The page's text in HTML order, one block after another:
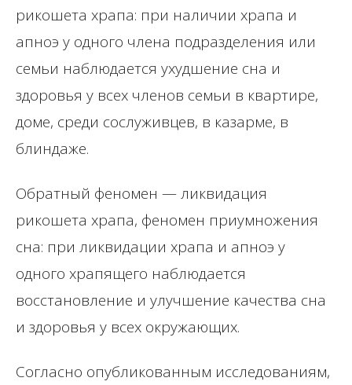
рикошета храпа: при наличии храпа и
апноэ у одного члена подразделения или
семьи наблюдается ухудшение сна и
здоровья у всех членов семьи в квартире,
доме, среди сослуживцев, в казарме, в
блиндаже.
Обратный феномен — ликвидация
рикошета храпа, феномен приумножения
сна: при ликвидации храпа и апноэ у
одного храпящего наблюдается
восстановление и улучшение качества сна
и здоровья у всех окружающих.
Согласно опубликованным исследованиям,